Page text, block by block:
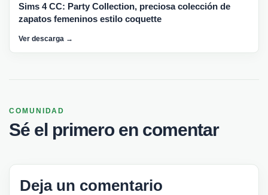
Sims 4 CC: Party Collection, preciosa colección de
zapatos femeninos estilo coquette
Ver descarga →
COMUNIDAD
Sé el primero en comentar
Deja un comentario